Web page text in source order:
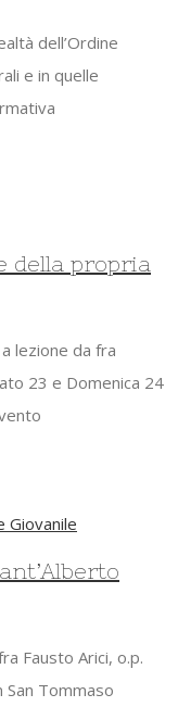
dell’Ordine
e in quelle
della propria
lezione da fra
23 e Domenica 24
Fausto Arici, o.p.
San Tommaso